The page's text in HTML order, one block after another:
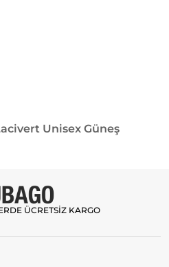
Unisex Güneş
ÜCRETSİZ KARGO